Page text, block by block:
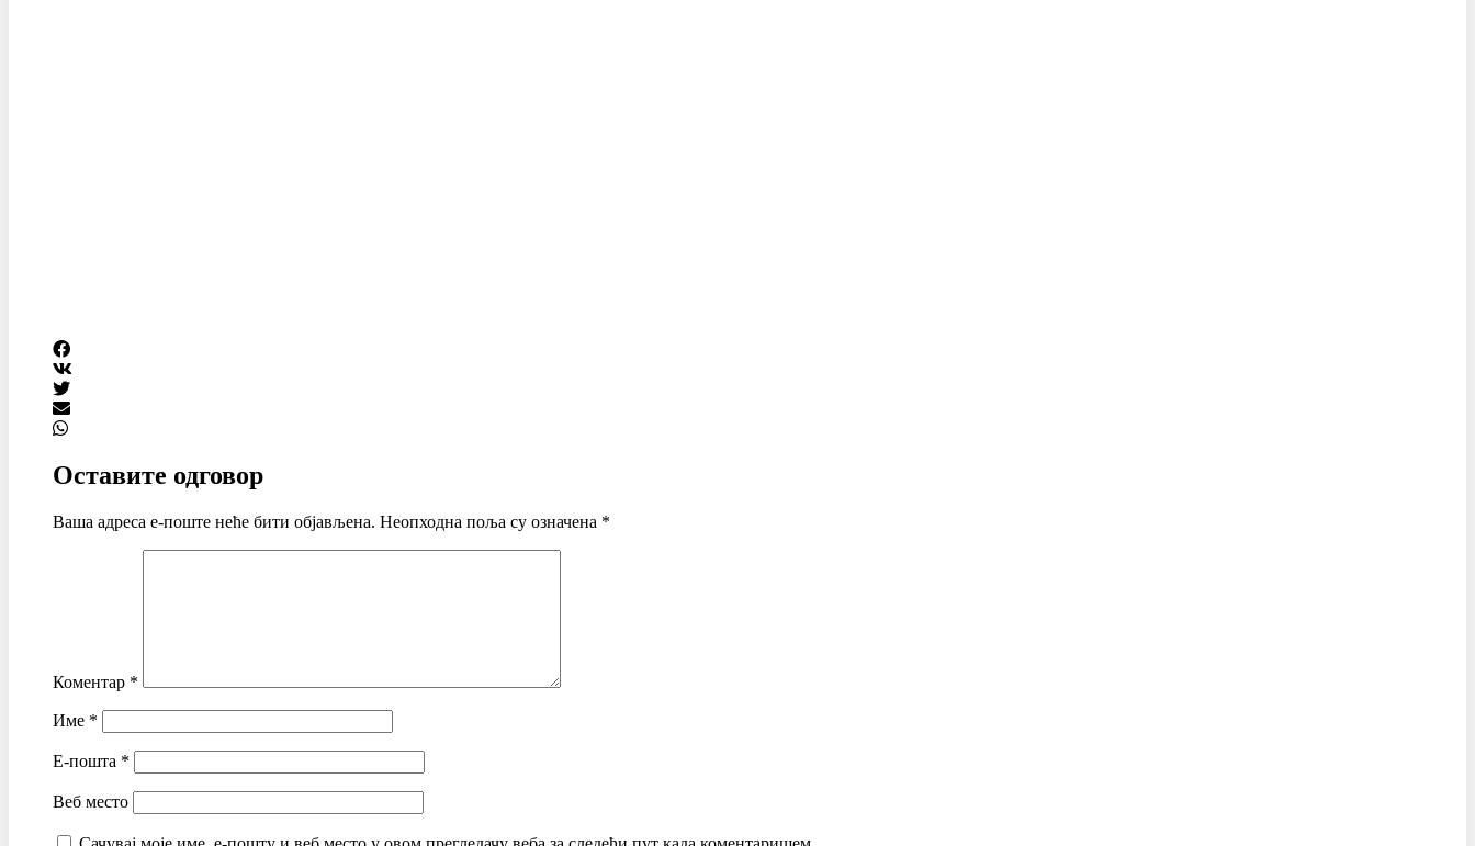
Оставите одговор
Ваша адреса е-поште неће бити објављена. Неопходна поља су означена *
Коментар *
Име *
Е-пошта *
Веб место